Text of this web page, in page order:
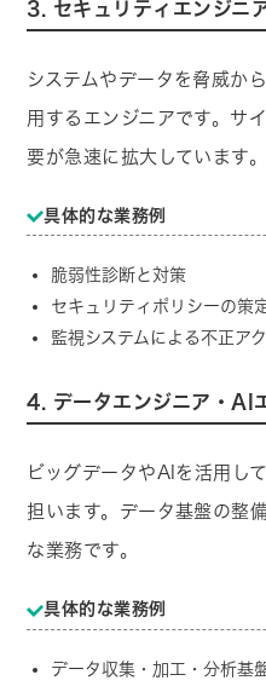
3. セキュリティエンジニ
システムやデータを脅威か
用するエンジニアです。サ
要が急速に拡大しています。
具体的な業務例
脆弱性診断と対策
セキュリティポリシーの策
監視システムによる不正ア
4. データエンジニア・AI
ビッグデータやAIを活用し
担います。データ基盤の整
な業務です。
具体的な業務例
データ収集・加工・分析基